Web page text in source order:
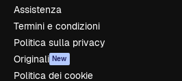
Assistenza
Termini e condizioni
Politica sulla privacy
Originali New
Politica dei cookie